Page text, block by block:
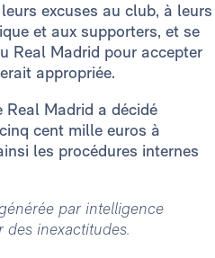
excuses au club, à leurs
et aux supporters, et se
Real Madrid pour accepter
appropriée.
Real Madrid a décidé
cent mille euros à
les procédures internes
par intelligence
des inexactitudes.